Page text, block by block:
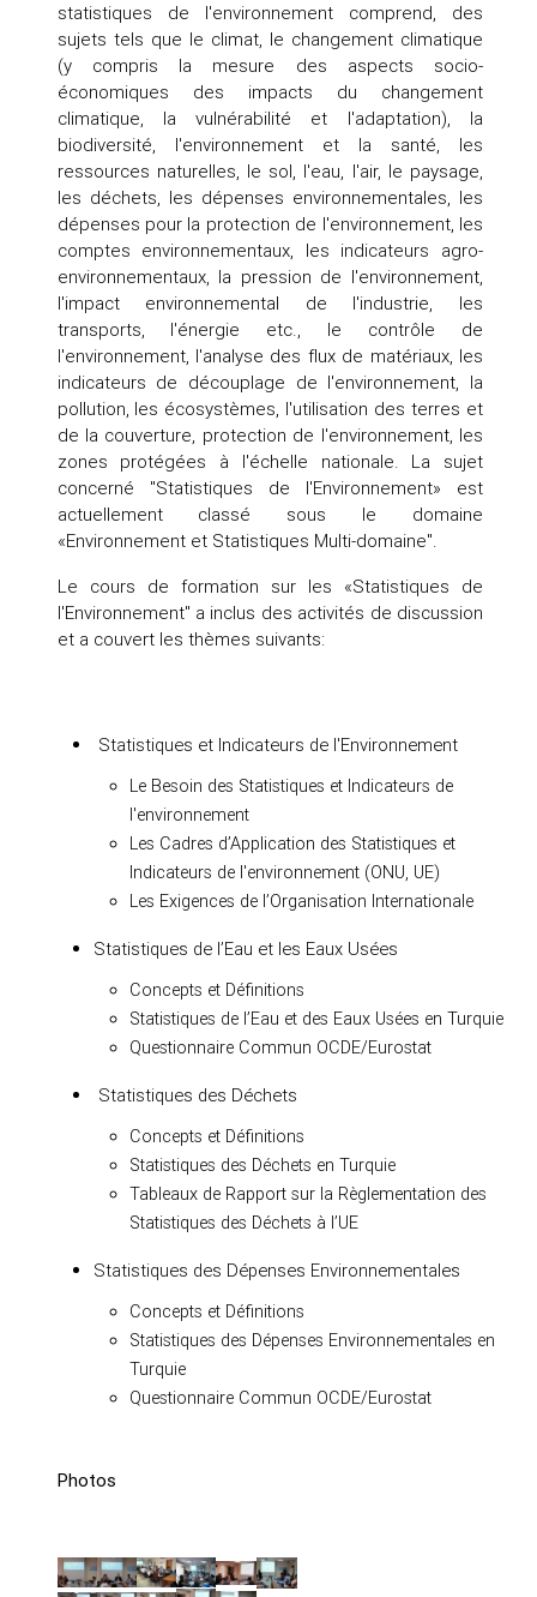
statistiques de l'environnement comprend, des
sujets tels que le climat, le changement climatique
(y compris la mesure des aspects socio-
économiques des impacts du changement
climatique, la vulnérabilité et l'adaptation), la
biodiversité, l'environnement et la santé, les
ressources naturelles, le sol, l'eau, l'air, le paysage,
les déchets, les dépenses environnementales, les
dépenses pour la protection de l'environnement, les
comptes environnementaux, les indicateurs agro-
environnementaux, la pression de l'environnement,
l'impact environnemental de l'industrie, les
transports, l'énergie etc., le contrôle de
l'environnement, l'analyse des flux de matériaux, les
indicateurs de découplage de l'environnement, la
pollution, les écosystèmes, l'utilisation des terres et
de la couverture, protection de l'environnement, les
zones protégées à l'échelle nationale. La sujet
concerné "Statistiques de l'Environnement» est
actuellement classé sous le domaine
«Environnement et Statistiques Multi-domaine".
Le cours de formation sur les «Statistiques de
l'Environnement" a inclus des activités de discussion
et a couvert les thèmes suivants:
Statistiques et Indicateurs de l'Environnement
Le Besoin des Statistiques et Indicateurs de
l'environnement
Les Cadres d’Application des Statistiques et
Indicateurs de l'environnement (ONU, UE)
Les Exigences de l’Organisation Internationale
Statistiques de l’Eau et les Eaux Usées
Concepts et Définitions
Statistiques de l’Eau et des Eaux Usées en Turquie
Questionnaire Commun OCDE/Eurostat
Statistiques des Déchets
Concepts et Définitions
Statistiques des Déchets en Turquie
Tableaux de Rapport sur la Règlementation des
Statistiques des Déchets à l’UE
Statistiques des Dépenses Environnementales
Concepts et Définitions
Statistiques des Dépenses Environnementales en
Turquie
Questionnaire Commun OCDE/Eurostat
Photos